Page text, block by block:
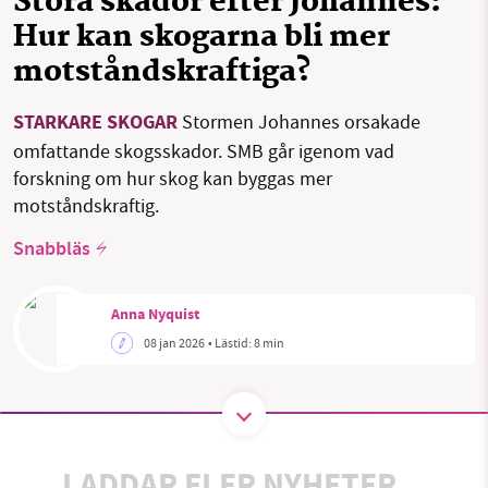
Hur kan skogarna bli mer
motståndskraftiga?
STARKARE SKOGAR Stormen Johannes orsakade
omfattande skogsskador. SMB går igenom vad
forskning om hur skog kan byggas mer
motståndskraftig.
Snabbläs
Anna Nyquist
08 jan 2026• Lästid:8 min
SMB kämpar för en hållbar framtid. Sedan
starten 2010 har vår ideella redaktion drivit
miljödebatten framåt genom
nyhetsbevakning och granskningar. Nu vill vi
utveckla vårt arbete – och vi hoppas att du
1231368703